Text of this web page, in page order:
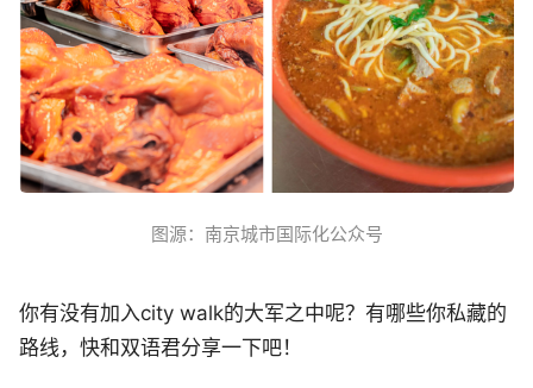
图源：南京城市国际化公众号
你有没有加入city walk的大军之中呢？有哪些你私藏的
路线，快和双语君分享一下吧！